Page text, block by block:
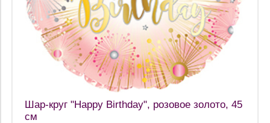
Шар-круг "Happy Birthday", розовое золото, 45
см